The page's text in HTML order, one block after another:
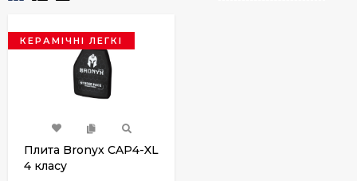
КЕРАМІЧНІ ЛЕГКІ
Плита Bronyx CAP4-XL
4 класу